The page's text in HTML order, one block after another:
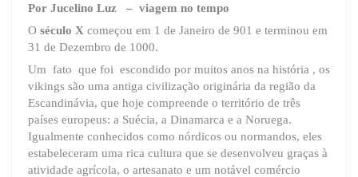
Por Jucelino Luz – viagem no tempo
O século X começou em 1 de Janeiro de 901 e terminou em
31 de Dezembro de 1000.
Um fato que foi escondido por muitos anos na história , os
vikings são uma antiga civilização originária da região da
Escandinávia, que hoje compreende o território de três
países europeus: a Suécia, a Dinamarca e a Noruega.
Igualmente conhecidos como nórdicos ou normandos, eles
estabeleceram uma rica cultura que se desenvolveu graças à
atividade agrícola, o artesanato e um notável comércio